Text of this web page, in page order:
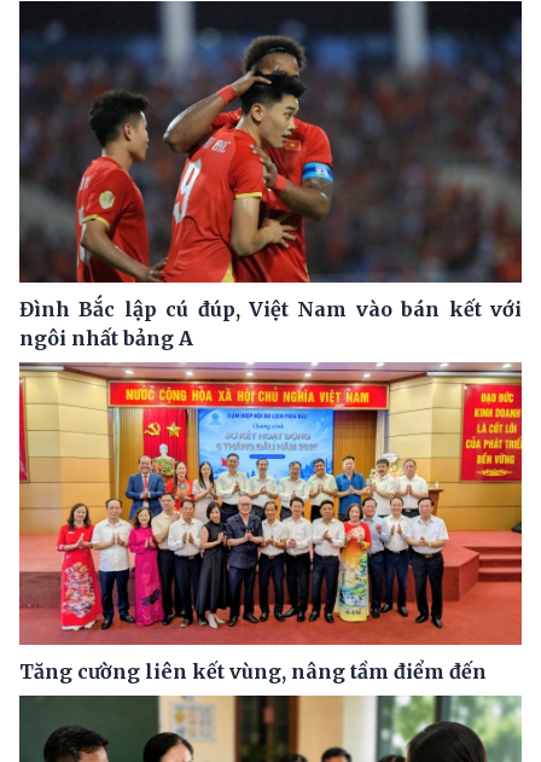
Đình Bắc lập cú đúp, Việt Nam vào bán kết với
ngôi nhất bảng A
Tăng cường liên kết vùng, nâng tầm điểm đến